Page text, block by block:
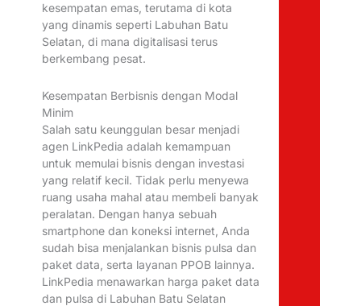
kesempatan emas, terutama di kota
yang dinamis seperti Labuhan Batu
Selatan, di mana digitalisasi terus
berkembang pesat.
Kesempatan Berbisnis dengan Modal
Minim
Salah satu keunggulan besar menjadi
agen LinkPedia adalah kemampuan
untuk memulai bisnis dengan investasi
yang relatif kecil. Tidak perlu menyewa
ruang usaha mahal atau membeli banyak
peralatan. Dengan hanya sebuah
smartphone dan koneksi internet, Anda
sudah bisa menjalankan bisnis pulsa dan
paket data, serta layanan PPOB lainnya.
LinkPedia menawarkan harga paket data
dan pulsa di Labuhan Batu Selatan